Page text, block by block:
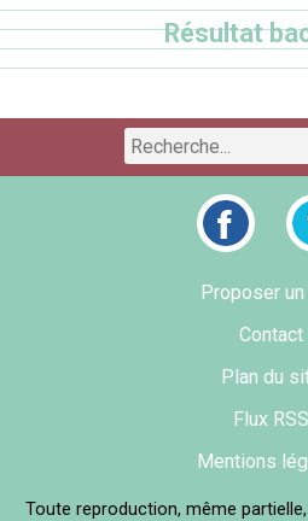
Résultat
Proposer
Contact
Plan du
Flux RSS
Mentions
Toute reproduction, même